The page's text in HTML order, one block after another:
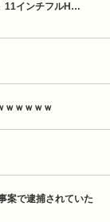
11インチフルH…
ｗｗｗｗｗ
案で逮捕されていた